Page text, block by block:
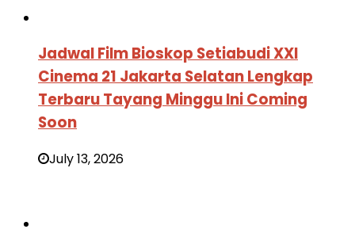
Jadwal Film Bioskop Setiabudi XXI
Cinema 21 Jakarta Selatan Lengkap
Terbaru Tayang Minggu Ini Coming
Soon
July 13, 2026